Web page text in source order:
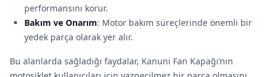
performansını korur.
Bakım ve Onarım: Motor bakım süreçlerinde önemli bir
yedek parça olarak yer alır.
Bu alanlarda sağladığı faydalar, Kanuni Fan Kapağı’nın